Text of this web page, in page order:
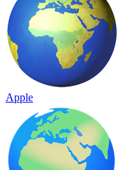
Apple